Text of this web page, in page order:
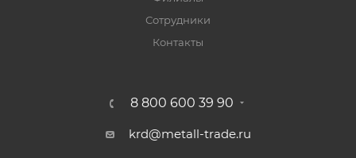
Сотрудники
Контакты
8 800 600 39 90
krd@metall-trade.ru